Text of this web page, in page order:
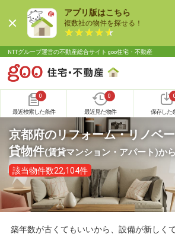
アプリ版はこちら
複数社の物件を探せる！
NTTグループ運営の不動産総合サイト goo住宅・不動産
0
最近検索した条件
0
最近見た物件
0
保存した
京都府のリフォーム・リノベ
貸物件(賃貸マンション・アパート)から
該当物件数22,104件
築年数が古くてもいいから、設備が新しく